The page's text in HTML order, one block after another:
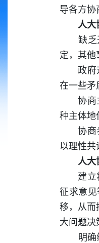
导各方协
人大协
缺乏开
定，其他
政府对
在一些矛
协商主
种主体地
协商参
以理性
人大
建立将
征求意
移，从而
大问题决
明确纳